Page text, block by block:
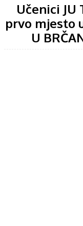
Učenici
prvo mjesto
U